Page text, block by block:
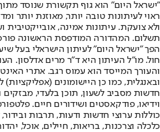
"ישראל היום" הוא גוף תקשורת שנוסד
ראוי לעיתונות טובה יותר, מאוזנת יותר
ולא צועקת. עיתונות אמינה, אובייקטיבית
הפך "ישראל היום" לעיתון הישראלי בעל
חול. מו"ל העיתון היא ד"ר מרים אדלסון.
והעורך המייסד הוא עמוס רגב. אתרי
חדשות מסביב לשעון, תוכן בלעדי, מבזקים
וידיאו, פודקאסטים ושידורים חיים.
כוללות ערוצי חדשות ודעות, תרבות ובידור,